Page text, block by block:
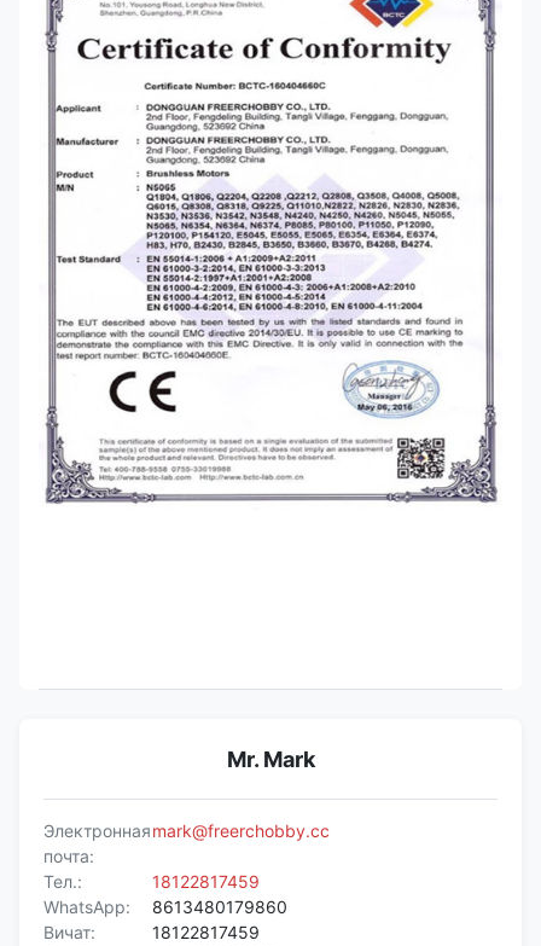
Mr. Mark
Электронная
почта:
mark@freerchobby.cc
Тел.:
18122817459
WhatsApp:
8613480179860
Вичат:
18122817459